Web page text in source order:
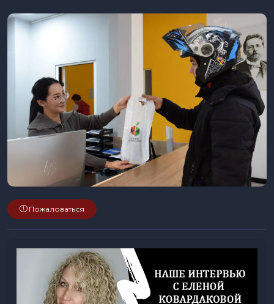
Пожаловаться